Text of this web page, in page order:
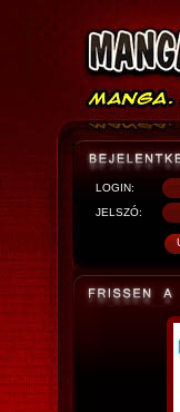
LOGIN:
JELSZÓ: